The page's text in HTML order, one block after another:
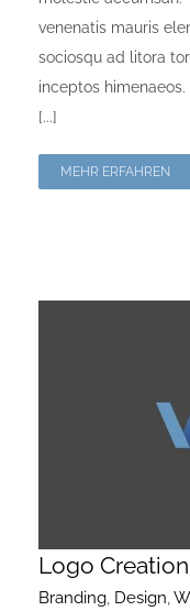
venenatis mauris
sociosqu ad litora
inceptos
[...]
MEHR ERFAHREN
Logo Creation
Branding, Design,